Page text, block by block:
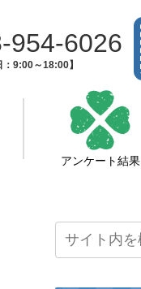
954-6026
：9:00～18:00】
アンケート結果